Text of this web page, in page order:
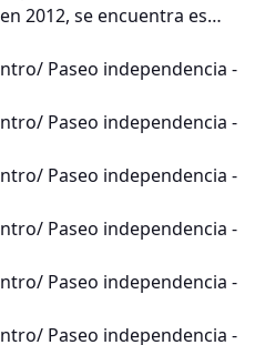
2012, se encuentra es…